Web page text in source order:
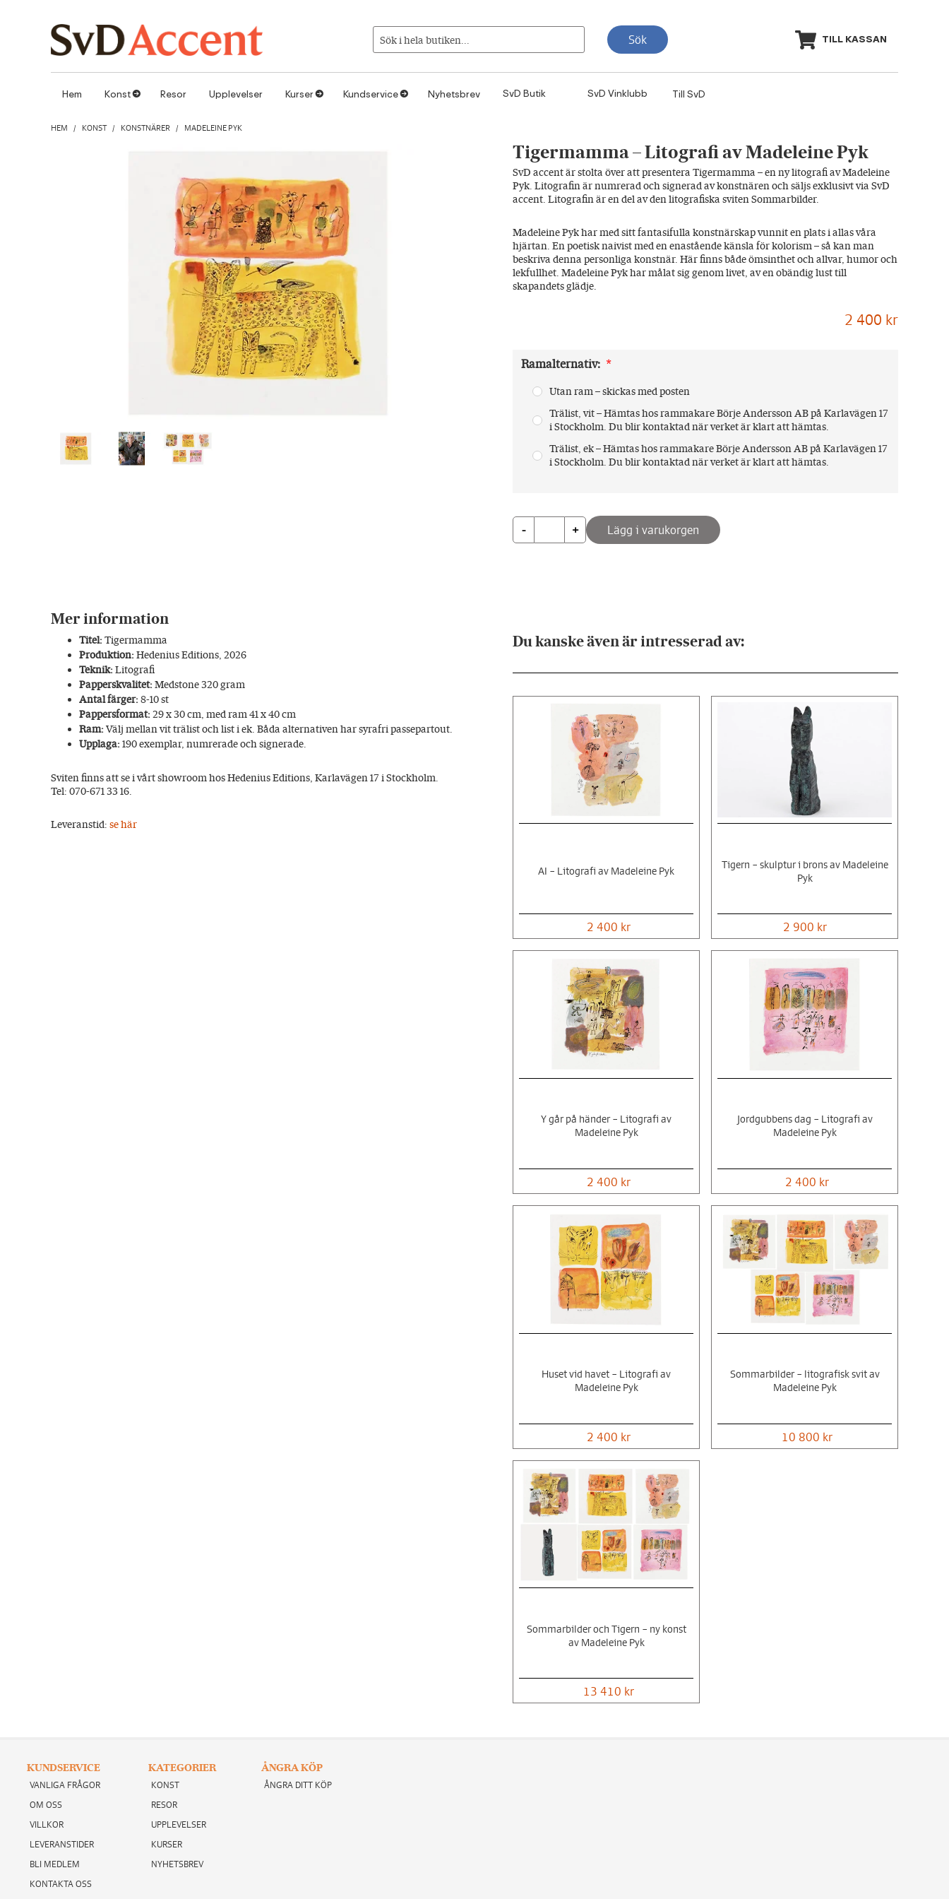
Sök i hela butiken... Sök TILL KASSAN
Hem Konst1 Resor Upplevelser Kurser1 Kundservice1 Nyhetsbrev SvD Butik SvD Vinklubb Till SvD
HEM / KONST / KONSTNÄRER / MADELEINE PYK
Tigermamma – Litografi av Madeleine Pyk
SvD accent är stolta över att presentera Tigermamma – en ny litografi av Madeleine
Pyk. Litografin är numrerad och signerad av konstnären och säljs exklusivt via SvD
accent. Litografin är en del av den litografiska sviten Sommarbilder.
Madeleine Pyk har med sitt fantasifulla konstnärskap vunnit en plats i allas våra
hjärtan. En poetisk naivist med en enastående känsla för kolorism – så kan man
beskriva denna personliga konstnär. Här finns både ömsinthet och allvar, humor och
lekfullhet. Madeleine Pyk har målat sig genom livet, av en obändig lust till
skapandets glädje.
2 400 kr
Ramalternativ: *
Utan ram – skickas med posten
Trälist, vit – Hämtas hos rammakare Börje Andersson AB på Karlavägen 17
i Stockholm. Du blir kontaktad när verket är klart att hämtas.
Trälist, ek – Hämtas hos rammakare Börje Andersson AB på Karlavägen 17
i Stockholm. Du blir kontaktad när verket är klart att hämtas.
- + Lägg i varukorgen
Mer information
Titel: Tigermamma
Produktion: Hedenius Editions, 2026
Teknik: Litografi
Papperskvalitet: Medstone 320 gram
Antal färger: 8-10 st
Pappersformat: 29 x 30 cm, med ram 41 x 40 cm
Ram: Välj mellan vit trälist och list i ek. Båda alternativen har syrafri passepartout.
Upplaga: 190 exemplar, numrerade och signerade.
Sviten finns att se i vårt showroom hos Hedenius Editions, Karlavägen 17 i Stockholm.
Tel: 070-671 33 16.
Leveranstid: se här
Du kanske även är intresserad av:
AI – Litografi av Madeleine Pyk
2 400 kr
Y går på händer – Litografi av
Madeleine Pyk
2 400 kr
Huset vid havet – Litografi av
Madeleine Pyk
2 400 kr
Sommarbilder och Tigern – ny konst
av Madeleine Pyk
13 410 kr
Tigern – skulptur i brons av Madeleine
Pyk
2 900 kr
Jordgubbens dag – Litografi av
Madeleine Pyk
2 400 kr
Sommarbilder – litografisk svit av
Madeleine Pyk
10 800 kr
KUNDSERVICE
VANLIGA FRÅGOR
OM OSS
VILLKOR
LEVERANSTIDER
BLI MEDLEM
KONTAKTA OSS
KATEGORIER
KONST
RESOR
UPPLEVELSER
KURSER
NYHETSBREV
ÅNGRA KÖP
ÅNGRA DITT KÖP